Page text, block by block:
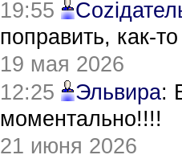
19:55
поправить, как-
19 мая 2026
12:25
Эльвира:
моментально!!!!
21 июня 2026